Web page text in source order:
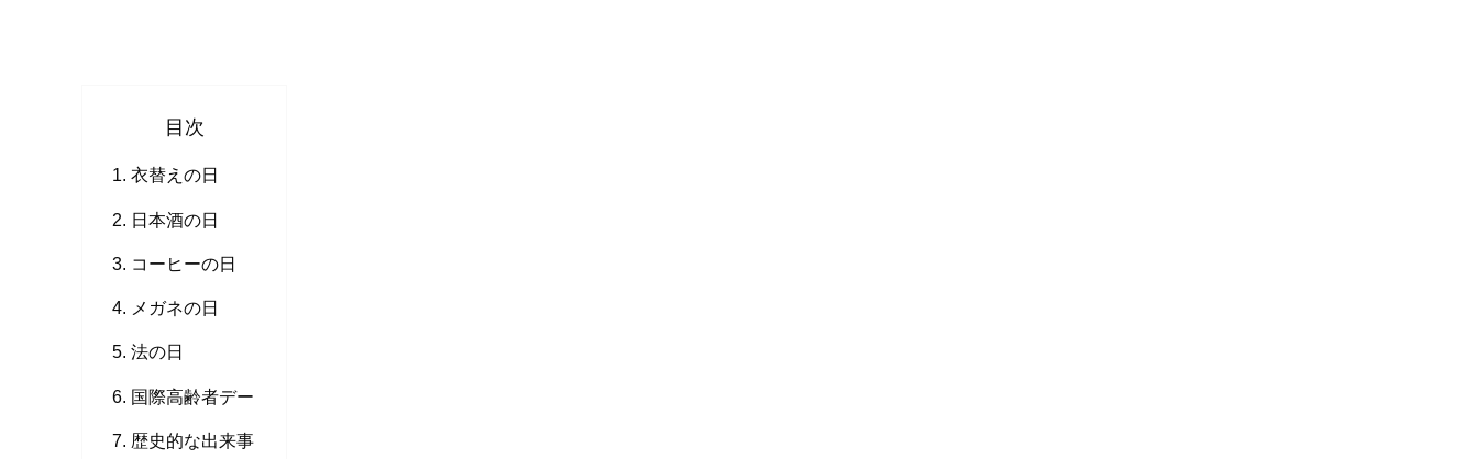
目次
衣替えの日
日本酒の日
コーヒーの日
メガネの日
法の日
国際高齢者デー
歴史的な出来事